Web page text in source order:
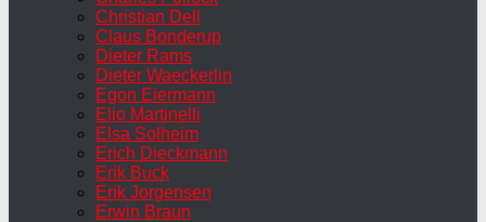
Christian Dell
Claus Bonderup
Dieter Rams
Dieter Waeckerlin
Egon Eiermann
Elio Martinelli
Elsa Solheim
Erich Dieckmann
Erik Buck
Erik Jorgensen
Erwin Braun